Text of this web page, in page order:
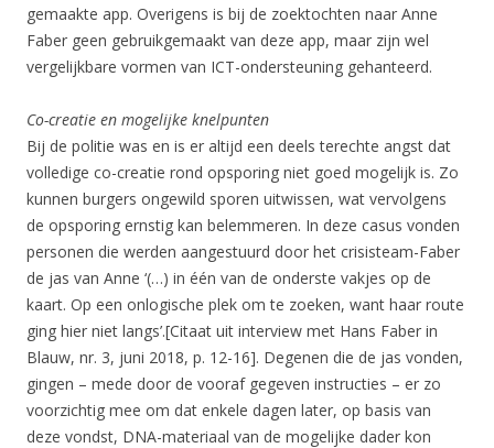
gemaakte app. Overigens is bij de zoektochten naar Anne
Faber geen gebruikgemaakt van deze app, maar zijn wel
vergelijkbare vormen van ICT-ondersteuning gehanteerd.
Co-creatie en mogelijke knelpunten
Bij de politie was en is er altijd een deels terechte angst dat
volledige co-creatie rond opsporing niet goed mogelijk is. Zo
kunnen burgers ongewild sporen uitwissen, wat vervolgens
de opsporing ernstig kan belemmeren. In deze casus vonden
personen die werden aangestuurd door het crisisteam-Faber
de jas van Anne ‘(…) in één van de onderste vakjes op de
kaart. Op een onlogische plek om te zoeken, want haar route
ging hier niet langs’.[Citaat uit interview met Hans Faber in
Blauw, nr. 3, juni 2018, p. 12-16]. Degenen die de jas vonden,
gingen – mede door de vooraf gegeven instructies – er zo
voorzichtig mee om dat enkele dagen later, op basis van
deze vondst, DNA-materiaal van de mogelijke dader kon